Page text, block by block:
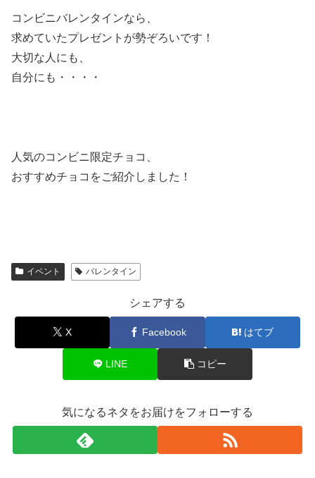
コンビニバレンタインなら、
求めていたプレゼントが勢ぞろいです！
大切な人にも、
自分にも・・・・
人気のコンビニ限定チョコ、
おすすめチョコをご紹介しました！
イベント バレンタイン
シェアする
X Facebook はてブ
LINE コピー
気になるネタをお届けをフォローする